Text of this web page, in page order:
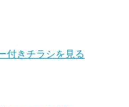
付きチラシを見る